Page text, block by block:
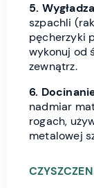
5.
szpachli
pęcherzyki
wykonuj od
zewnątrz.
6.
nadmiar
rogach,
metalowej